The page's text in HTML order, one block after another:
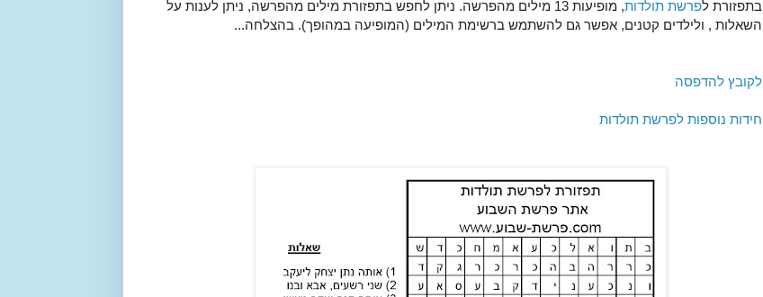
בתפזורת לפרשת תולדות
, מופיעות 13 מילים מהפרשה. ניתן לחפש בתפזורת מילים מהפרשה, ניתן לענות על
השאלות , ולילדים קטנים, אפשר גם להשתמש ברשימת המילים (המופיעה במהופך). בהצלחה...
לקובץ להדפסה
חידות נוספות לפרשת תולדות